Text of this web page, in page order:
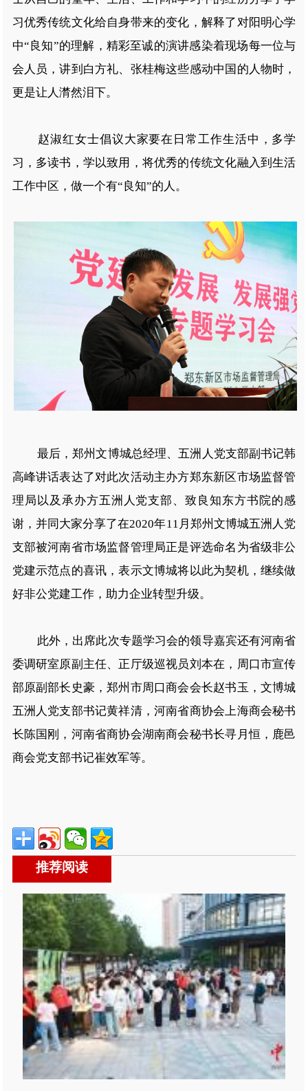
习优秀传统文化给自身带来的变化，解释了对阳明心学
中“良知”的理解，精彩至诚的演讲感染着现场每一位与
会人员，讲到白方礼、张桂梅这些感动中国的人物时，
更是让人潸然泪下。
赵淑红女士倡议大家要在日常工作生活中，多学
习，多读书，学以致用，将优秀的传统文化融入到生活
工作中区，做一个有“良知”的人。
最后，郑州文博城总经理、五洲人党支部副书记韩
高峰讲话表达了对此次活动主办方郑东新区市场监督管
理局以及承办方五洲人党支部、致良知东方书院的感
谢，并同大家分享了在2020年11月郑州文博城五洲人党
支部被河南省市场监督管理局正是评选命名为省级非公
党建示范点的喜讯，表示文博城将以此为契机，继续做
好非公党建工作，助力企业转型升级。
此外，出席此次专题学习会的领导嘉宾还有河南省
委调研室原副主任、正厅级巡视员刘本在，周口市宣传
部原副部长史豪，郑州市周口商会会长赵书玉，文博城
五洲人党支部书记黄祥清，河南省商协会上海商会秘书
长陈国刚，河南省商协会湖南商会秘书长寻月恒，鹿邑
商会党支部书记崔效军等。
推荐阅读